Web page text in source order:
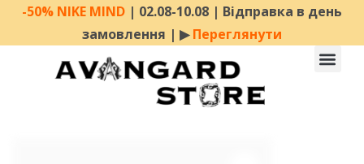
-50% NIKE MIND | 02.08-10.08 | Відправка в день
замовлення | ▶︎Переглянути